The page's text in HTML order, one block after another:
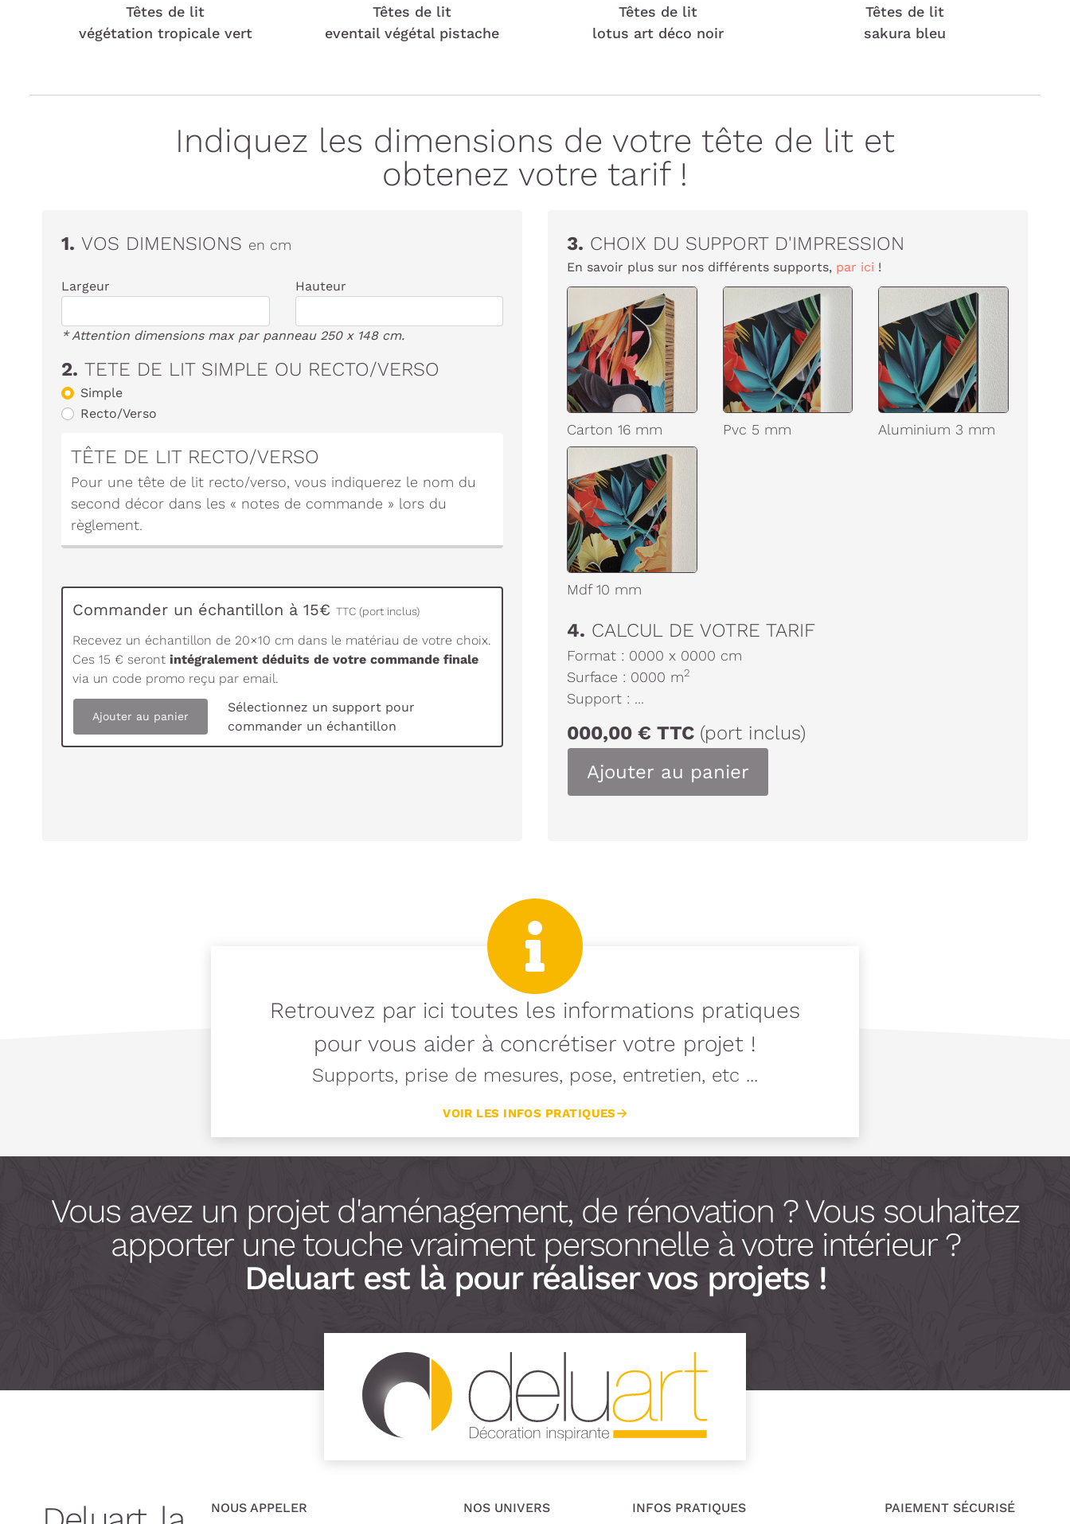
Têtes de lit
végétation tropicale vert
Têtes de lit
eventail végétal pistache
Têtes de lit
lotus art déco noir
Têtes de lit
sakura bleu
Indiquez les dimensions de votre tête de lit et
obtenez votre tarif !
1. VOS DIMENSIONS en cm
Largeur Hauteur
* Attention dimensions max par panneau 250 x 148 cm.
2. TETE DE LIT SIMPLE OU RECTO/VERSO
Simple
Recto/Verso
TÊTE DE LIT RECTO/VERSO
Pour une tête de lit recto/verso, vous indiquerez le nom du
second décor dans les « notes de commande » lors du
règlement.
Commander un échantillon à 15€ TTC (port inclus)
Recevez un échantillon de 20×10 cm dans le matériau de votre choix.
Ces 15 € seront intégralement déduits de votre commande finale
via un code promo reçu par email.
Ajouter au panier
Sélectionnez un support pour
commander un échantillon
3. CHOIX DU SUPPORT D'IMPRESSION
En savoir plus sur nos différents supports, par ici !
Carton 16 mm Pvc 5 mm Aluminium 3 mm
Mdf 10 mm
4. CALCUL DE VOTRE TARIF
Format : 0000 x 0000 cm
Surface : 0000 m2
Support : ...
000,00 € TTC (port inclus)
Ajouter au panier
Retrouvez par ici toutes les informations pratiques
pour vous aider à concrétiser votre projet !
Supports, prise de mesures, pose, entretien, etc ...
VOIR LES INFOS PRATIQUES
Vous avez un projet d'aménagement, de rénovation ? Vous souhaitez
apporter une touche vraiment personnelle à votre intérieur ?
Deluart est là pour réaliser vos projets !
NOUS APPELER NOS UNIVERS INFOS PRATIQUES PAIEMENT SÉCURISÉ